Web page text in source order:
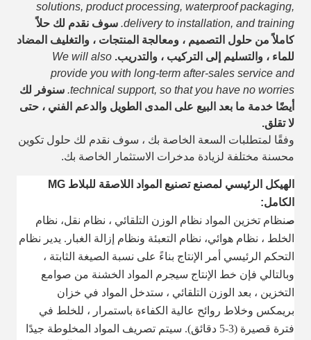
solutions, product processing, waterproof packaging,
delivery to installation, and training. سوف نقدم لك حلاً
كاملاً من حلول التصميم ، ومعالجة المنتجات ، والتغليف المضاد
للماء ، والتسليم إلى التركيب ، والتدريب. We will also
provide you with long-term after-sales service and
technical support, so that you have no worries. سنوفر لك
أيضًا خدمة ما بعد البيع على المدى الطويل والدعم الفني ، حتى
لا تقلق.
وفقًا لمتطلبات السعة الخاصة بك ، سوف نقدم لك حلول تكوين
محسنة مختلفة لزيادة مدخرات الاستثمار الخاصة بك.
الهيكل الرئيسي لمصنع تصنيع المواد اللاصقة للبلاط MG
الكامل:
صنظام تخزين المواد نظام الوزن التلقائي ، نظام نقل، نظام
الخلط ، نظام هوائي، نظام التعبئة ونظام إزالة الغبار. يدير نظام
التحكم الرئيسي أمر الإنتاج بناءً على نسبة الصيغة الثابتة ،
وبالتالي فإن خط الإنتاج سيجرم المواد الخشنة من صوامع
التخزين ، بعد الوزن التلقائي ، ستدخل المواد في خزان
بريمكس وخلاط روائح عالية الكفاءة باستمرار ، للخلط في
فترة قصيرة (3-5 دقائق). سيتم تصريف المواد المخلوطة جيدًا